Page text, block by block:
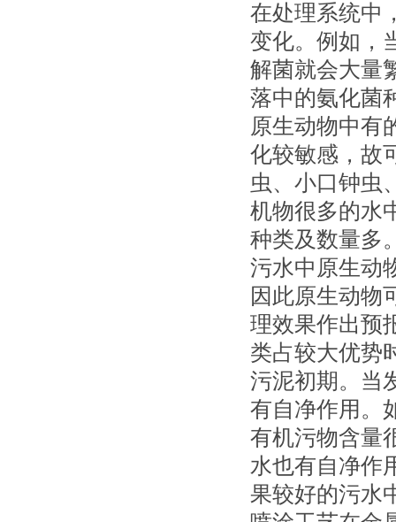
在处理系统中
变化。例如，
解菌就会大量
落中的氨化菌
原生动物中有
化较敏感，故
虫、小口钟虫
机物很多的水
种类及数量多
污水中原生动
因此原生动物
理效果作出预
类占较大优势
污泥初期。当
有自净作用。
有机污物含量
水也有自净作
果较好的污水